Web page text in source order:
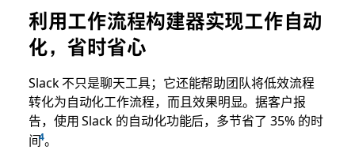
利用工作流程构建器实现工作自动
化，省时省心
Slack 不只是聊天工具；它还能帮助团队将低效流程
转化为自动化工作流程，而且效果明显。据客户报
告，使用 Slack 的自动化功能后，多节省了 35% 的时
间。